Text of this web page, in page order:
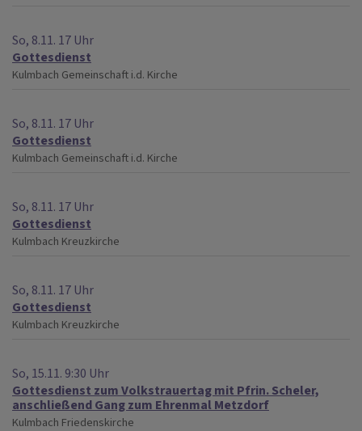
So, 8.11. 17 Uhr
Gottesdienst
Kulmbach Gemeinschaft i.d. Kirche
So, 8.11. 17 Uhr
Gottesdienst
Kulmbach Gemeinschaft i.d. Kirche
So, 8.11. 17 Uhr
Gottesdienst
Kulmbach Kreuzkirche
So, 8.11. 17 Uhr
Gottesdienst
Kulmbach Kreuzkirche
So, 15.11. 9:30 Uhr
Gottesdienst zum Volkstrauertag mit Pfrin. Scheler,
anschließend Gang zum Ehrenmal Metzdorf
Kulmbach Friedenskirche